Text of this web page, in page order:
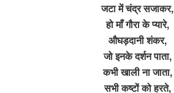
जटा में चंद्र सजाकर,
हो माँ गौरा के प्यारे,
औघड़दानी शंकर,
जो इनके दर्शन पाता,
कभी खाली ना जाता,
सभी कष्टों को हरते,